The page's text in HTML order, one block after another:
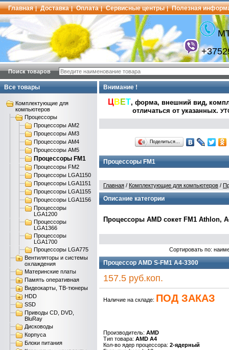
Главная | Доставка | Оплата | Сервисные центры | Полезная
Поиск товаров
Все товары
Комплектующие для
компьютеров
Процессоры
Процессоры AM2
Процессоры AM3
Процессоры AM4
Процессоры AM5
Процессоры FM1
Процессоры FM2
Процессоры LGA1150
Процессоры LGA1151
Процессоры LGA1155
Процессоры LGA1156
Процессоры
LGA1200
Процессоры
LGA1366
Процессоры
LGA1700
Процессоры LGA775
Вентиляторы и системы
охлаждения
Материнские платы
Память оперативная
Видеокарты, ТВ-тюнеры
HDD
SSD
Приводы CD, DVD,
BluRay
Дисководы
Корпуса
Блоки питания
Внимание !
ЦВ ЕТ, форма, внешний вид,
отличаться от указанных.
Поделиться…
Процессоры FM1
Главная / Комплектующие для компьютеров /
Описание категории
Процессоры AMD сокет FM1 Athlon,
Сортировать по:
Процессор AMD S-FM1 A4-3300
157.5 руб.коп.
Наличие на складе: ПОД ЗАКАЗ
Производитель: AMD
Тип товара: AMD A4
Кол-во ядер процессора: 2-ядерный